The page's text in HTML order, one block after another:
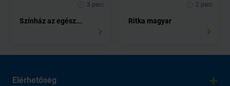
3 perc
Színház az egész...
2 perc
Ritka magyar
Elérhetőség